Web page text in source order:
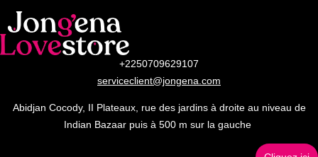
+2250709629107
serviceclient@jongena.com
Abidjan Cocody, II Plateaux, rue des jardins à droite au niveau de
Indian Bazaar puis à 500 m sur la gauche